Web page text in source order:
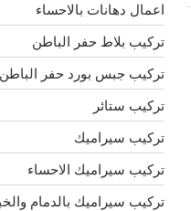
اعمال دهانات بالاحساء
تركيب بلاط حفر الباطن
تركيب جبس بورد حفر الباطن
تركيب ستائر
تركيب سيراميك
تركيب سيراميك الاحساء
تركيب سيراميك بالدمام